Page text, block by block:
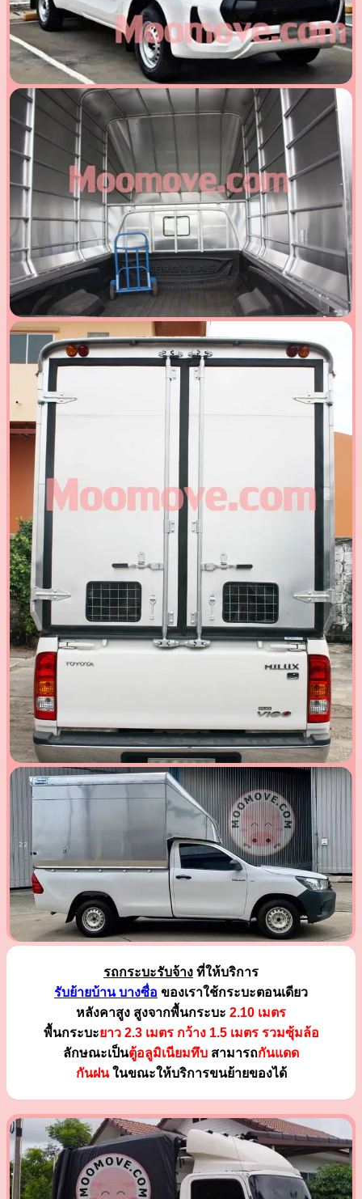
รถกระบะรับจ้าง ที่ให้บริการ
รับย้ายบ้าน บางซื่อ ของเราใช้กระบะตอนเดียว
หลังคาสูง สูงจากพื้นกระบะ 2.10 เมตร
พื้นกระบะยาว 2.3 เมตร กว้าง 1.5 เมตร รวมซุ้มล้อ
ลักษณะเป็นตู้อลูมิเนียมทึบ สามารถกันแดด
กันฝนในขณะให้บริการขนย้ายของได้